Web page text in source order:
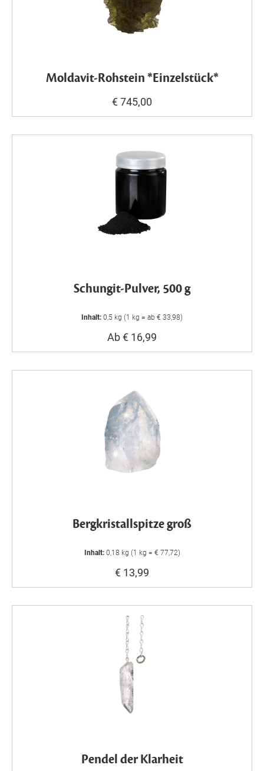
Moldavit-Rohstein *Einzelstück*
€ 745,00
Schungit-Pulver, 500 g
Inhalt: 0,5 kg (1 kg = ab € 33,98)
Ab € 16,99
Bergkristallspitze groß
Inhalt: 0,18 kg (1 kg = € 77,72)
€ 13,99
Pendel der Klarheit